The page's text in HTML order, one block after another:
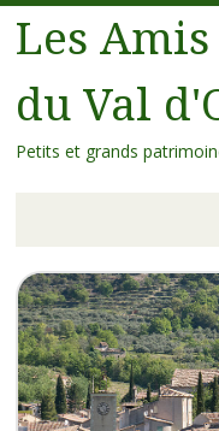
Les
du Val
Petits et grands